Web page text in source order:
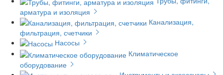
арматура и изоляция
Канализация,
фильтрация, счетчики
Насосы
Климатическое
оборудование